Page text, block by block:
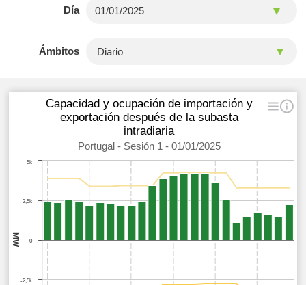
Día
Ámbitos
MW
Capacidad y ocupación de importación y
exportación después de la subasta
intradiaria
Portugal - Sesión 1 - 01/01/2025
-2,5k
0
2,5k
5k